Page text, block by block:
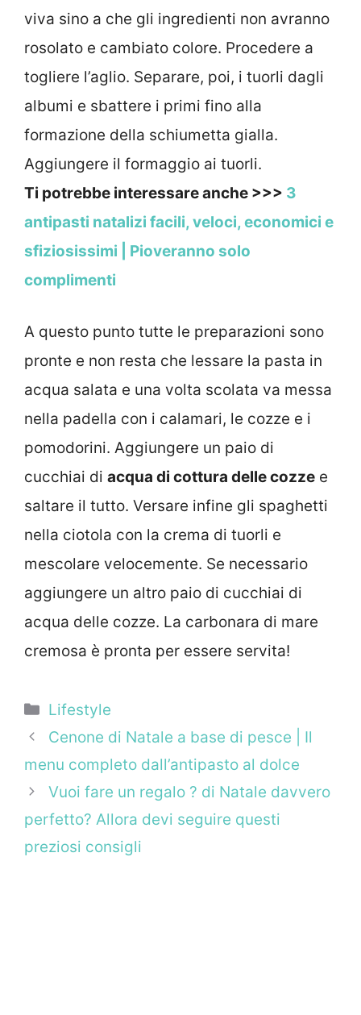
viva sino a che gli ingredienti non avranno
rosolato e cambiato colore. Procedere a
togliere l’aglio. Separare, poi, i tuorli dagli
albumi e sbattere i primi fino alla
formazione della schiumetta gialla.
Aggiungere il formaggio ai tuorli.
Ti potrebbe interessare anche >>> 3
antipasti natalizi facili, veloci, economici e
sfiziosissimi | Pioveranno solo
complimenti
A questo punto tutte le preparazioni sono
pronte e non resta che lessare la pasta in
acqua salata e una volta scolata va messa
nella padella con i calamari, le cozze e i
pomodorini. Aggiungere un paio di
cucchiai di acqua di cottura delle cozze e
saltare il tutto. Versare infine gli spaghetti
nella ciotola con la crema di tuorli e
mescolare velocemente. Se necessario
aggiungere un altro paio di cucchiai di
acqua delle cozze. La carbonara di mare
cremosa è pronta per essere servita!
Categorie
Lifestyle
Cenone di Natale a base di pesce | Il
menu completo dall’antipasto al dolce
Vuoi fare un regalo ? di Natale davvero
perfetto? Allora devi seguire questi
preziosi consigli